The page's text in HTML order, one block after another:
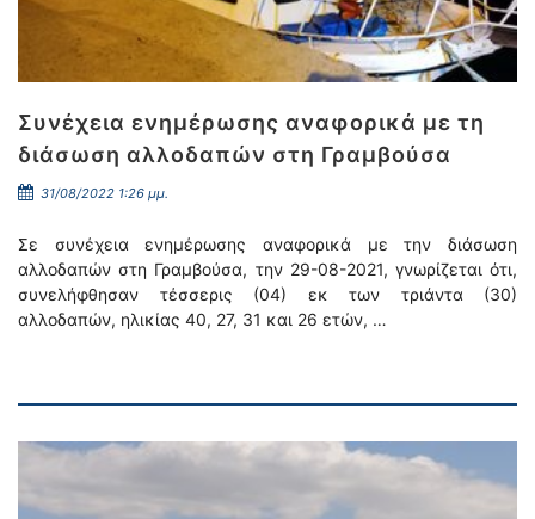
Συνέχεια ενημέρωσης αναφορικά με τη
διάσωση αλλοδαπών στη Γραμβούσα
31/08/2022 1:26 μμ.
Σε συνέχεια ενημέρωσης αναφορικά με την διάσωση
αλλοδαπών στη Γραμβούσα, την 29-08-2021, γνωρίζεται ότι,
συνελήφθησαν τέσσερις (04) εκ των τριάντα (30)
αλλοδαπών, ηλικίας 40, 27, 31 και 26 ετών, …